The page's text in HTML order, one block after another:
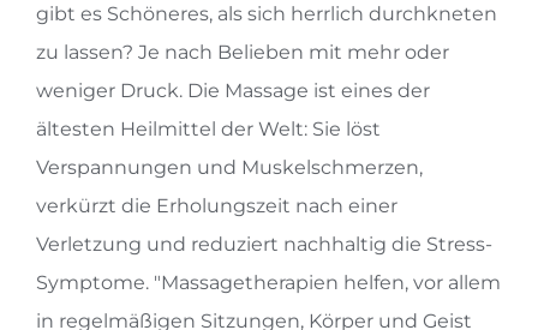
gibt es Schöneres, als sich herrlich durchkneten
zu lassen? Je nach Belieben mit mehr oder
weniger Druck. Die Massage ist eines der
ältesten Heilmittel der Welt: Sie löst
Verspannungen und Muskelschmerzen,
verkürzt die Erholungszeit nach einer
Verletzung und reduziert nachhaltig die Stress-
Symptome. "Massagetherapien helfen, vor allem
in regelmäßigen Sitzungen, Körper und Geist